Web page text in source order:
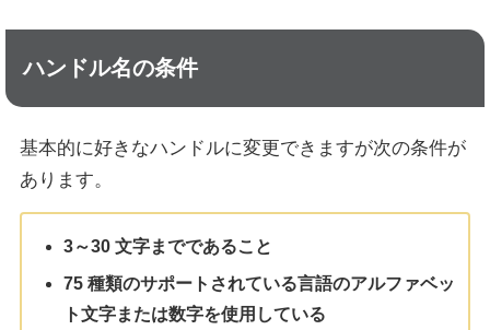
ハンドル名の条件
基本的に好きなハンドルに変更できますが次の条件が
あります。
3～30 文字までであること
75 種類のサポートされている言語のアルファベッ
ト文字または数字を使用している